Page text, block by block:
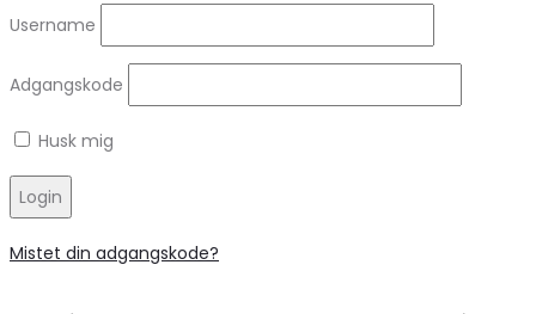
Username
Adgangskode
Husk mig
Login
Mistet din adgangskode?